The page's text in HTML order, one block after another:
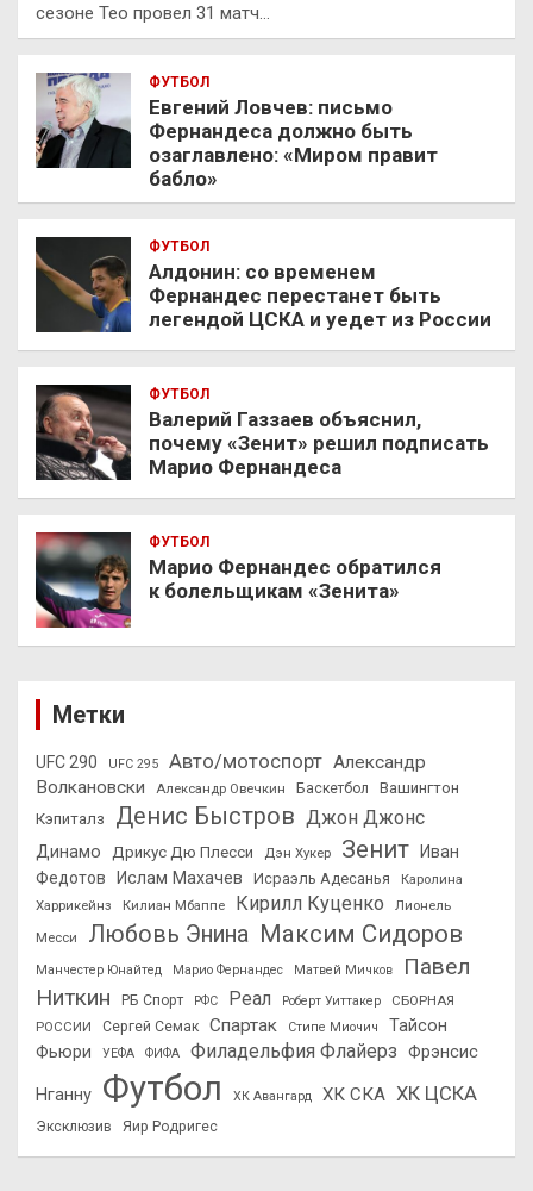
сезоне Тео провел 31 матч…
ФУТБОЛ
Евгений Ловчев: письмо
Фернандеса должно быть
озаглавлено: «Миром правит
бабло»
ФУТБОЛ
Алдонин: со временем
Фернандес перестанет быть
легендой ЦСКА и уедет из России
ФУТБОЛ
Валерий Газзаев объяснил,
почему «Зенит» решил подписать
Марио Фернандеса
ФУТБОЛ
Марио Фернандес обратился
к болельщикам «Зенита»
Метки
UFC 290 UFC 295 Авто/мотоспорт Александр
Волкановски
Александр Овечкин Баскетбол
Вашингтон
Кэпиталз
Денис Быстров Джон Джонс
Динамо Дрикус Дю Плесси Дэн Хукер Зенит Иван
Федотов
Ислам Махачев Исраэль Адесанья
Каролина
Харрикейнз
Килиан Мбаппе Кирилл Куценко
Лионель
Месси
Любовь Энина Максим Сидоров
Манчестер Юнайтед Марио Фернандес Матвей Мичков
Павел
Ниткин
РБ Спорт РФС Реал Роберт Уиттакер
СБОРНАЯ
РОССИИ
Сергей Семак Спартак Стипе Миочич
Тайсон
Фьюри
УЕФА ФИФА Филадельфия Флайерз Фрэнсис
Нганну Футбол ХК Авангард ХК СКА ХК ЦСКА
Эксклюзив Яир Родригес